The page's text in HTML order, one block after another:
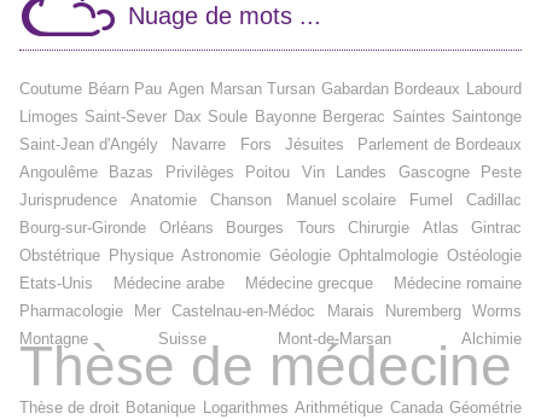
Nuage de mots ...
Coutume Béarn Pau Agen Marsan Tursan Gabardan Bordeaux Labourd
Limoges Saint-Sever Dax Soule Bayonne Bergerac Saintes Saintonge
Saint-Jean d'Angély
Navarre Fors Jésuites
Parlement de Bordeaux
Angoulême
Bazas Privilèges Poitou Vin Landes Gascogne
Peste
Jurisprudence
Anatomie Chanson Manuel scolaire Fumel
Cadillac
Bourg-sur-Gironde
Orléans Bourges Tours Chirurgie Atlas
Gintrac
Obstétrique Physique Astronomie Géologie Ophtalmologie Ostéologie
Etats-Unis
Médecine arabe Médecine grecque
Médecine romaine
Pharmacologie
Mer Castelnau-en-Médoc Marais Nuremberg
Worms
Montagne
Suisse Mont-de-Marsan Alchimie
Thèse de médecine
Thèse de droit Botanique Logarithmes Arithmétique Canada Géométrie